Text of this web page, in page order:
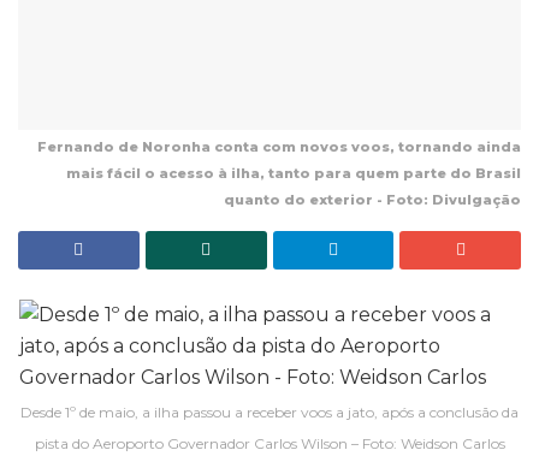
Fernando de Noronha conta com novos voos, tornando ainda
mais fácil o acesso à ilha, tanto para quem parte do Brasil
quanto do exterior - Foto: Divulgação
Desde 1º de maio, a ilha passou a receber voos a jato, após a conclusão da
pista do Aeroporto Governador Carlos Wilson – Foto: Weidson Carlos